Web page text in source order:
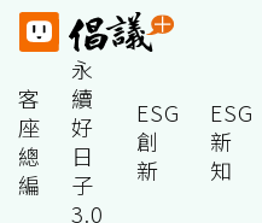
客
座
總
編
永
續
好
日
子
3.0
ESG
創
新
ESG
新
知